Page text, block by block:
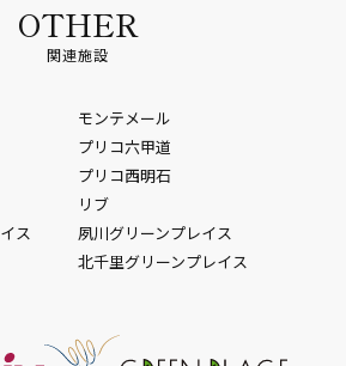
OTHER
関連施設
モンテメール
プリコ六甲道
プリコ西明石
リブ
ス
夙川グリーンプレイス
北千里グリーンプレイス